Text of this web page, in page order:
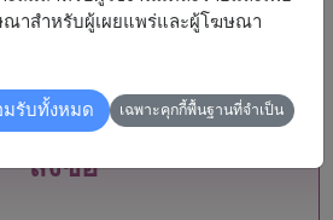
มุกดาหาร
ยะลา
ร้อยเอ็ด
สั่งซื้อ
ณาสำหรับผู้เผยแพร่และผู้โฆษณา
มรับทั้งหมด เฉพาะคุกกี้พื้นฐานที่จำเป็น